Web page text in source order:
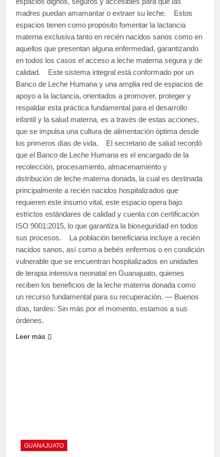
madres puedan amamantar o extraer su leche. Estos
espacios tienen como propósito fomentar la lactancia
materna exclusiva tanto en recién nacidos sanos como en
aquellos que presentan alguna enfermedad, garantizando
en todos los casos el acceso a leche materna segura y de
calidad. Este sistema integral está conformado por un
Banco de Leche Humana y una amplia red de espacios de
apoyo a la lactancia, orientados a promover, proteger y
respaldar esta práctica fundamental para el desarrollo
infantil y la salud materna, es a través de estas acciones,
que se impulsa una cultura de alimentación óptima desde
los primeros días de vida. El secretario de salud recordó
que el Banco de Leche Humana es el encargado de la
recolección, procesamiento, almacenamiento y
distribución de leche materna donada, la cual es destinada
principalmente a recién nacidos hospitalizados que
requieren este insumo vital, este espacio opera bajo
estrictos estándares de calidad y cuenta con certificación
ISO 9001:2015, lo que garantiza la bioseguridad en todos
sus procesos. La población beneficiaria incluye a recién
nacidos sanos, así como a bebés enfermos o en condición
vulnerable que se encuentran hospitalizados en unidades
de terapia intensiva neonatal en Guanajuato, quienes
reciben los beneficios de la leche materna donada como
un recurso fundamental para su recuperación. — Buenos
días, tardes: Sin más por el momento, estamos a sus
órdenes.
Leer más
GUANAJUATO